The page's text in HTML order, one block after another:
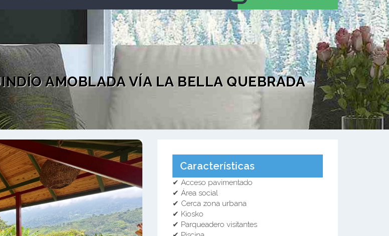
AMOBLADA VÍA LA BELLA QUEBRADA
Características
✔ Acceso pavimentado
✔ Área social
✔ Cerca zona urbana
✔ Kiosko
✔ Parqueadero visitantes